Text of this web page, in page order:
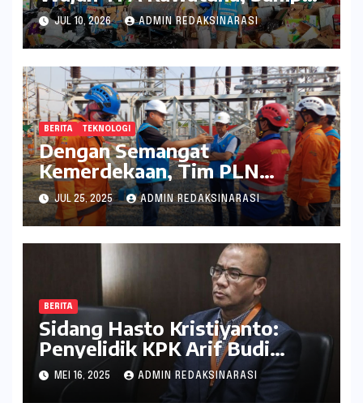
Kini Bernilai Ekonomi dan
Lingkungan
JUL 10, 2026 ADMIN REDAKSINARASI
BERITA TEKNOLOGI
Dengan Semangat
Kemerdekaan, Tim PLN
Percepat Peningkatan
Keandalan Listrik Melalui
Uprating Peralatan di Gardu
Induk 150 kV Kaliwungu
JUL 25, 2025 ADMIN REDAKSINARASI
BERITA
Sidang Hasto Kristiyanto:
Penyelidik KPK Arif Budi
Raharjo Dihadirkan sebagai
Saksi Kunci
MEI 16, 2025 ADMIN REDAKSINARASI